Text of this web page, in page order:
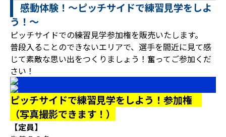
感動体験！～ピッチサイドで練習見学をしよ
う！～
ピッチサイドでの練習見学参加権を販売いたします。
普段入ることのできないエリアで、選手を間近に見て感
じて素敵な思い出をつくりましょう！奮ってご参加くだ
さい！
ピッチサイドで練習見学をしよう！参加権
（写真撮影できます！）
【定員】